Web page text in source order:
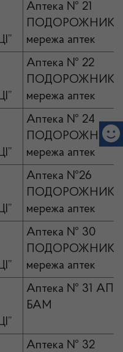
Аптека № 21
ПОДОРОЖНИК
мережа аптек
Аптека № 22
ПОДОРОЖНИК
мережа аптек
Аптека № 24
ПОДОРОЖНИК
мережа аптек
Аптека №26
ПОДОРОЖНИК
мережа аптек
Аптека № 30
ПОДОРОЖНИК
мережа аптек
Аптека № 31
БАМ
Аптека № 32